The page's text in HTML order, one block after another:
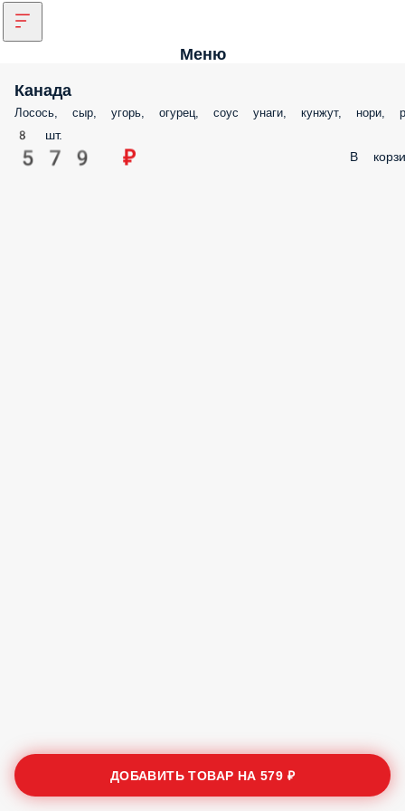
Меню
Канада
Лосось, сыр, угорь, огурец, соус унаги, кунжут, нори,
8 шт.
579 ₽ В
ДОБАВИТЬ ТОВАР НА579 ₽